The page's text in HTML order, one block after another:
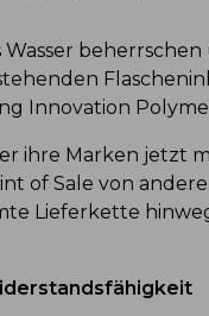
Innovation
ihre Marken jetzt
of Sale von
Lieferkette